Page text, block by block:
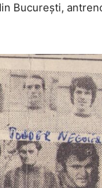
București,